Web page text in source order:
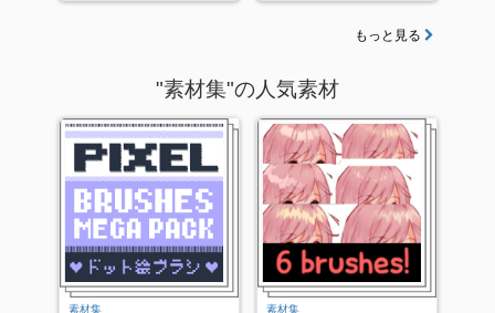
もっと見る
"素材集"の人気素材
素材集 素材集